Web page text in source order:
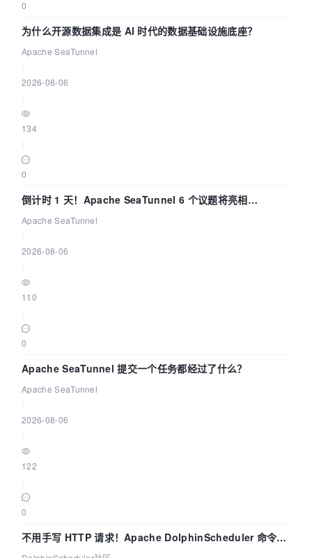
0
为什么开源数据集成是 AI 时代的数据基础设施底座？
Apache SeaTunnel
2026-08-06
134
0
倒计时 1 天！Apache SeaTunnel 6 个议题将亮相
Community Over Code Asia 2026
Apache SeaTunnel
2026-08-06
110
0
Apache SeaTunnel 提交一个任务都经过了什么？
Apache SeaTunnel
2026-08-06
122
0
不用手写 HTTP 请求！Apache DolphinScheduler 命令行